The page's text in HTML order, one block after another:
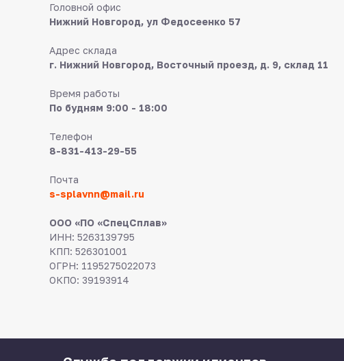
Головной офис
Нижний Новгород, ул Федосеенко 57
Адрес склада
г. Нижний Новгород, Восточный проезд, д. 9, склад 11
Время работы
По будням 9:00 - 18:00
Телефон
8-831-413-29-55
Почта
s-splavnn@mail.ru
ООО «ПО «СпецСплав»
ИНН: 5263139795
КПП: 526301001
ОГРН: 1195275022073
ОКПО: 39193914